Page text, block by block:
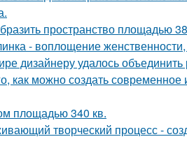
пространство площадью
- воплощение женственности,
дизайнеру удалось
как можно создать
площадью 340 кв.
творческий процесс -